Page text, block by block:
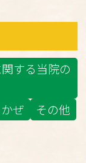
する当院の
ぜ
その他